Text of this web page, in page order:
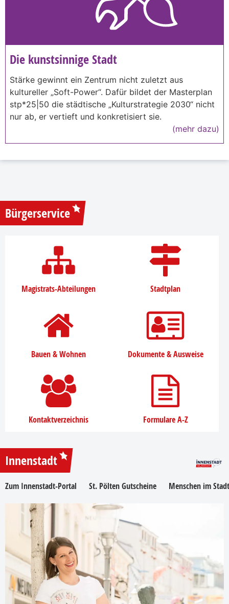
Die kunstsinnige Stadt
Stärke gewinnt ein Zentrum nicht zuletzt aus
kultureller „Soft-Power“. Dafür bildet der Masterplan
stp*25|50 die städtische „Kulturstrategie 2030“ nicht
nur ab, er vertieft und konkretisiert sie.
(mehr dazu)
Bürgerservice
Magistrats-Abteilungen Stadtplan
Bauen & Wohnen Dokumente & Ausweise
Kontaktverzeichnis Formulare A-Z
Innenstadt
Zum Innenstadt-Portal St. Pölten Gutscheine Menschen im